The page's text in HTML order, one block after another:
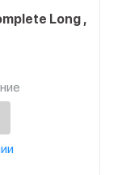
Long ,